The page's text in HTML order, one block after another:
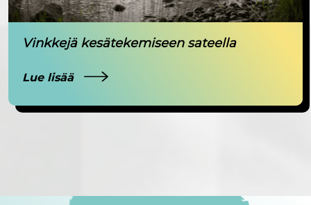
Vinkkejä kesätekemiseen sateella
Lue lisää